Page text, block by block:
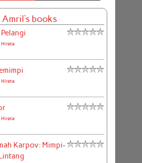
Amril's books
Karpov: Mimpi-